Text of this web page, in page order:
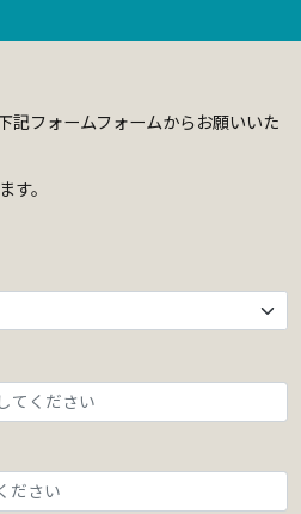
記フォームフォームからお願いいた
す。